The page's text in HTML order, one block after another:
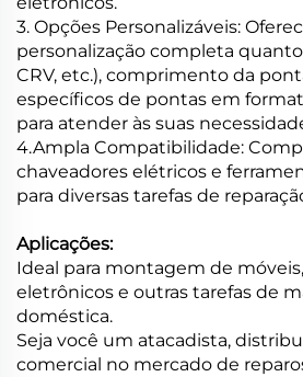
3. Opções Personalizáveis:
personalização completa
CRV, etc.), comprimento da
específicos de pontas em
para atender às suas
4.Ampla Compatibilidade:
chaveadores elétricos e
para diversas tarefas de
Aplicações:
Ideal para montagem de
eletrônicos e outras tarefas de
doméstica.
Seja você um atacadista,
comercial no mercado de